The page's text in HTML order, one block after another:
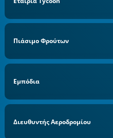
Πιάσιμο Φρούτων
Εμπόδια
Διευθυντής Αεροδρομίου